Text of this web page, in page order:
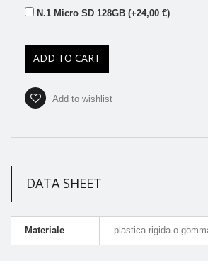
N.1 Micro SD 128GB (+24,00 €)
ADD TO CART
Add to wishlist
DATA SHEET
Materiale plastica rigida o